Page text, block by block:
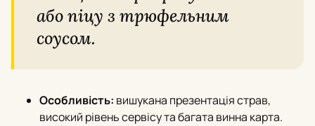
або піцу з трюфельним
соусом.
Особливість: вишукана презентація страв,
високий рівень сервісу та багата винна карта.